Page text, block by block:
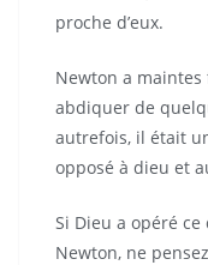
proche d’eux.
Newton a
abdiquer de
autrefois, il était
opposé à dieu et
Si Dieu a opéré
Newton, ne